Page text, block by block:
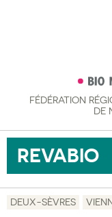
FÉDÉRATION
DE
REVABIO
DEUX-SÈVRES